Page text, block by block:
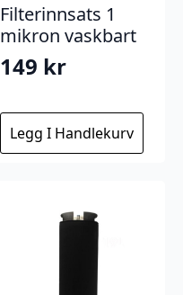
Filterinnsats 1
mikron vaskbart
149 kr
Legg I Handlekurv